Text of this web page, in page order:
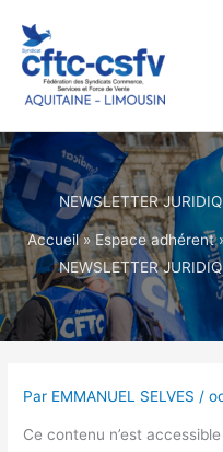
contenu
NEWSLETTER
Accueil Espace adhérent
NEWSLETTER
Par EMMANUEL SELVES /
Ce contenu n’est